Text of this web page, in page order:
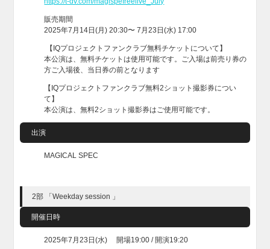
販売期間
2025年7月14日(月) 20:30〜 7月23日(水) 17:00
【IQプロジェクトファンクラブ無料チケットについて】
本公演は、無料チケットは使用可能です。ご入場は前売り券の
方ご入場後、当日券の前となります
【IQプロジェクトファンクラブ無料2ショット撮影券につい
て】
本公演は、無料2ショット撮影券はご使用可能です。
出演
MAGICAL SPEC
2部 「Weekday session 」
開催日時
2025年7月23日(水) 開場19:00 / 開演19:20